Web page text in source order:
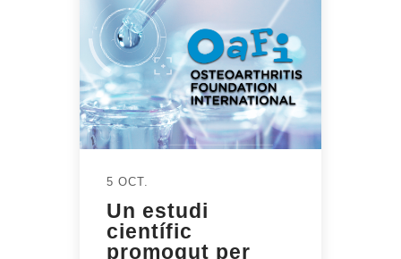
5 OCT.
Un estudi
científic
promogut per